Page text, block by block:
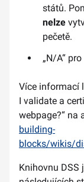
států.
nelze
pečetě.
„N/A“
Více informací
I validate a
webpage?“ na
building-
blocks/wikis/
Knihovnu DSS